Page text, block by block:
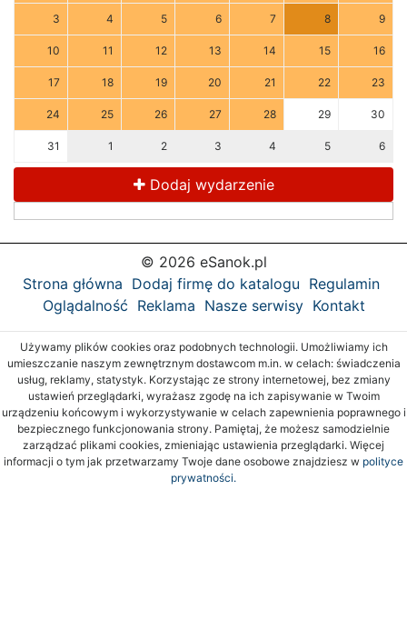
3 4 5 6 7 8 9
10 11 12 13 14 15 16
17 18 19 20 21 22 23
24 25 26 27 28 29 30
31 1 2 3 4 5 6
Dodaj wydarzenie
© 2026 eSanok.pl
Strona główna Dodaj firmę do katalogu Regulamin
Oglądalność Reklama Nasze serwisy Kontakt
Używamy plików cookies oraz podobnych technologii. Umożliwiamy ich
umieszczanie naszym zewnętrznym dostawcom m.in. w celach: świadczenia
usług, reklamy, statystyk. Korzystając ze strony internetowej, bez zmiany
ustawień przeglądarki, wyrażasz zgodę na ich zapisywanie w Twoim
urządzeniu końcowym i wykorzystywanie w celach zapewnienia poprawnego i
bezpiecznego funkcjonowania strony. Pamiętaj, że możesz samodzielnie
zarządzać plikami cookies, zmieniając ustawienia przeglądarki. Więcej
informacji o tym jak przetwarzamy Twoje dane osobowe znajdziesz w polityce
prywatności.